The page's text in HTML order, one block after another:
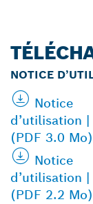
NOTICE
Notice
d’utilisation |
(PDF 3.0 Mo)
Notice
d’utilisation |
(PDF 2.2 Mo)